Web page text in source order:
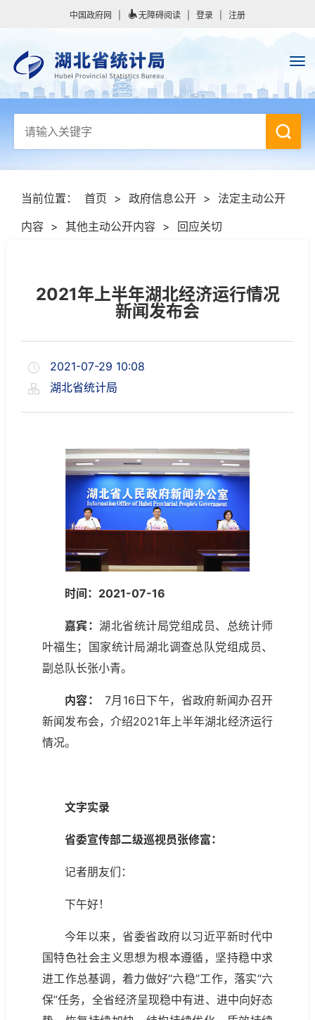
中国政府网 无障碍阅读 登录 注册
当前位置： 首页 > 政府信息公开 >
法定主动公开
内容 > 其他主动公开内容 > 回应关切
2021年上半年湖北经济运行情况
新闻发布会
2021-07-29 10:08
湖北省统计局
时间：2021-07-16
嘉宾：湖北省统计局党组成员、总统计师
叶福生；国家统计局湖北调查总队党组成员、
副总队长张小青。
内容：
7月16日下午，省政府新闻办召开
新闻发布会，介绍2021年上半年湖北经济运行
情况。
文字实录
省委宣传部二级巡视员张修富：
记者朋友们：
下午好！
今年以来，省委省政府以习近平新时代中
国特色社会主义思想为根本遵循，坚持稳中求
进工作总基调，着力做好“六稳”工作，落实“六
保”任务，全省经济呈现稳中有进、进中向好态